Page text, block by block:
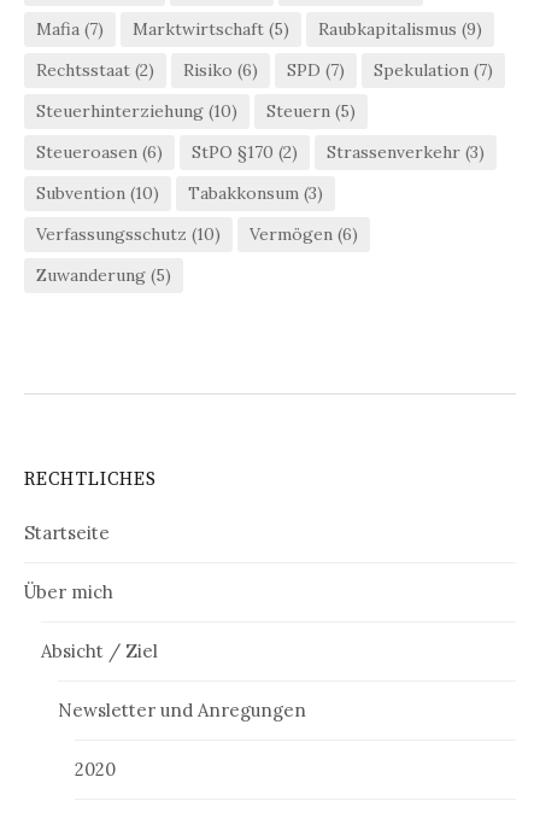
Mafia (7) Marktwirtschaft (5) Raubkapitalismus (9)
Rechtsstaat (2) Risiko (6) SPD (7) Spekulation (7)
Steuerhinterziehung (10) Steuern (5)
Steueroasen (6) StPO §170 (2) Strassenverkehr (3)
Subvention (10) Tabakkonsum (3)
Verfassungsschutz (10) Vermögen (6)
Zuwanderung (5)
RECHTLICHES
Startseite
Über mich
Absicht / Ziel
Newsletter und Anregungen
2020